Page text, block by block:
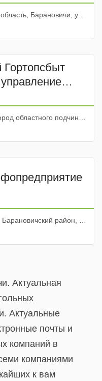
улица Фроленкова, 52Г
Гортопсбыт
Барановичи, улица Холостякова, 42В
район, поселок Октябрьский
Актуальная
Актуальные
почты и
компаний в
компаниями
к вам